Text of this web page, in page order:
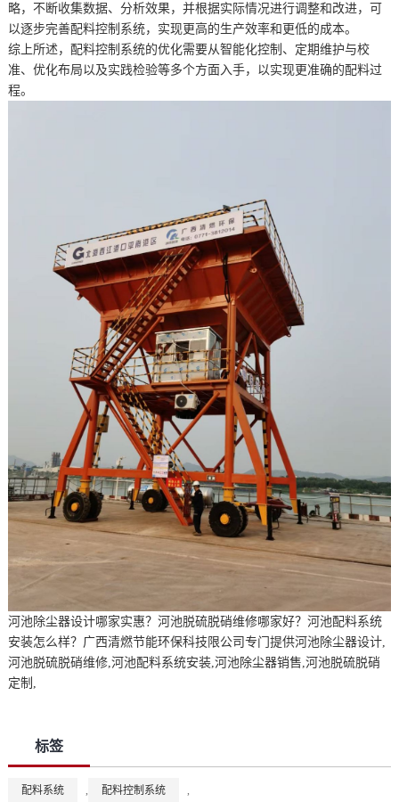
略，不断收集数据、分析效果，并根据实际情况进行调整和改进，可
以逐步完善配料控制系统，实现更高的生产效率和更低的成本。
综上所述，配料控制系统的优化需要从智能化控制、定期维护与校
准、优化布局以及实践检验等多个方面入手，以实现更准确的配料过
程。
河池除尘器设计哪家实惠？河池脱硫脱硝维修哪家好？河池配料系统
安装怎么样？广西清燃节能环保科技限公司专门提供河池除尘器设计,
河池脱硫脱硝维修,河池配料系统安装,河池除尘器销售,河池脱硫脱硝
定制,
标签
配料系统 , 配料控制系统 ,